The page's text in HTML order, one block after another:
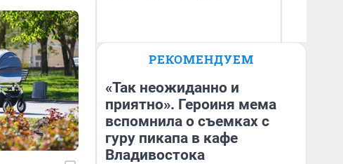
Денис Дедюхин
РЕКОМЕНДУЕМ
«Так неожиданно и
приятно». Героиня мема
вспомнила о съемках с
гуру пикапа в кафе
Владивостока